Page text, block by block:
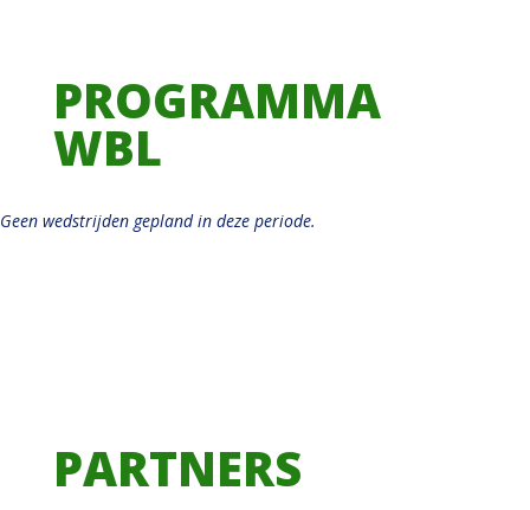
PROGRAMMA
WBL
Geen wedstrijden gepland in deze periode.
PARTNERS